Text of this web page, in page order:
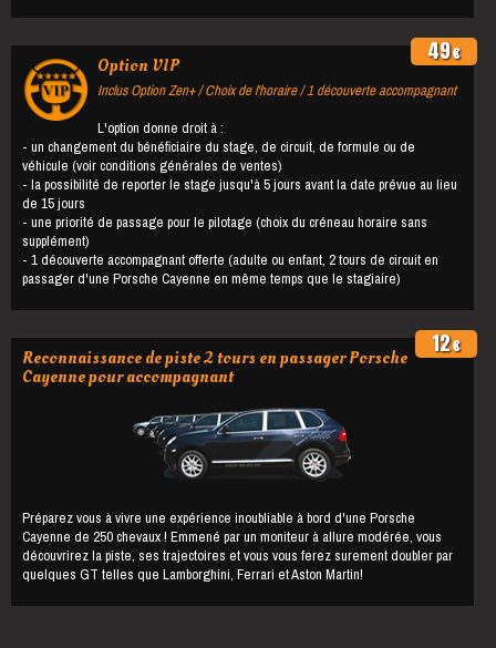
Option VIP
49€
Inclus Option Zen+ / Choix de l'horaire / 1 découverte accompagnant
L'option donne droit à :
- un changement du bénéficiaire du stage, de circuit, de formule ou de
véhicule (voir conditions générales de ventes)
- la possibilité de reporter le stage jusqu'à 5 jours avant la date prévue au lieu
de 15 jours
- une priorité de passage pour le pilotage (choix du créneau horaire sans
supplément)
- 1 découverte accompagnant offerte (adulte ou enfant, 2 tours de circuit en
passager d'une Porsche Cayenne en même temps que le stagiaire)
Reconnaissance de piste 2 tours en passager Porsche
Cayenne pour accompagnant
12€
Préparez vous à vivre une expérience inoubliable à bord d'une Porsche
Cayenne de 250 chevaux ! Emmené par un moniteur à allure modérée, vous
découvrirez la piste, ses trajectoires et vous vous ferez surement doubler par
quelques GT telles que Lamborghini, Ferrari et Aston Martin!